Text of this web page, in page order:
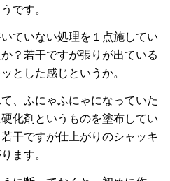
です。
ていない処理を１点施してい
？若干ですが張りが出ている
とした感じというか。
、ふにゃふにゃになっていた
化剤というものを塗布してい
干ですが仕上がりのシャッキ
ます。